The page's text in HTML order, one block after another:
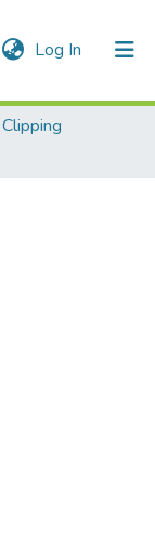
Log In (current)
Clipping